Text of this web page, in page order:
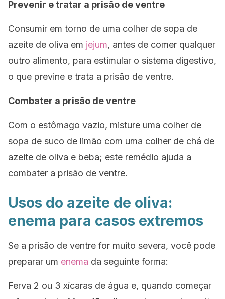
Prevenir e tratar a prisão de ventre
Consumir em torno de uma colher de sopa de
azeite de oliva em jejum, antes de comer qualquer
outro alimento, para estimular o sistema digestivo,
o que previne e trata a prisão de ventre.
Combater a prisão de ventre
Com o estômago vazio, misture uma colher de
sopa de suco de limão com uma colher de chá de
azeite de oliva e beba; este remédio ajuda a
combater a prisão de ventre.
Usos do azeite de oliva:
enema para casos extremos
Se a prisão de ventre for muito severa, você pode
preparar um enema da seguinte forma:
Ferva 2 ou 3 xícaras de água e, quando começar